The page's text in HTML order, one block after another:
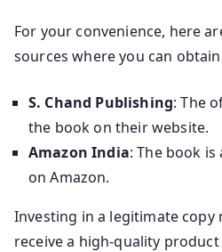
For your convenience, here
sources where you can
S. Chand Publishing: The
the book on their website.
Amazon India: The book
on Amazon.
Investing in a legitimate copy
receive a high-quality